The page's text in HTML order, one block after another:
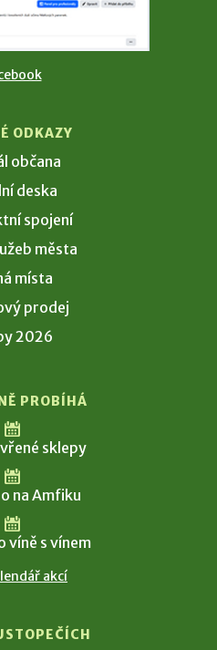
ODKAZY
občana
deska
spojení
města
místa
prodej
2026
PROBÍHÁ
sklepy
na Amfiku
víně s vínem
akcí